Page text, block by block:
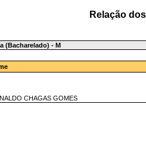
Relação
(Bacharelado) - M
CHAGAS GOMES